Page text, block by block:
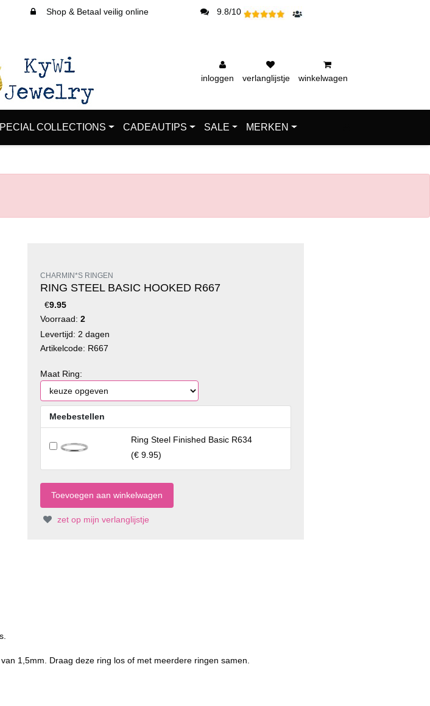
Shop & Betaal veilig online 9.8/10
inloggen verlanglijstje winkelwagen
COLLECTIONS CADEAUTIPS SALE MERKEN
CHARMIN*S RINGEN
RING STEEL BASIC HOOKED R667
€9.95
Voorraad: 2
Levertijd: 2 dagen
Artikelcode: R667
Maat Ring:
Meebestellen
Ring Steel Finished Basic R634
(€ 9.95)
zet op mijn verlanglijstje
1,5mm. Draag deze ring los of met meerdere ringen samen.